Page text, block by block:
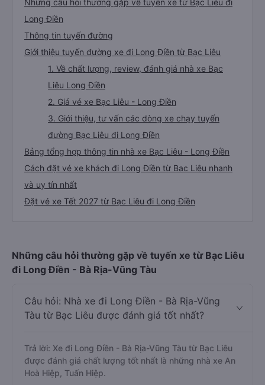
Những câu hỏi thường gặp về tuyến xe từ Bạc Liêu đi
Long Điền
Thông tin tuyến đường
Giới thiệu tuyến đường xe đi Long Điền từ Bạc Liêu
1. Về chất lượng, review, đánh giá nhà xe Bạc
Liêu Long Điền
2. Giá vé xe Bạc Liêu - Long Điền
3. Giới thiệu, tư vấn các dòng xe chạy tuyến
đường Bạc Liêu đi Long Điền
Bảng tổng hợp thông tin nhà xe Bạc Liêu - Long Điền
Cách đặt vé xe khách đi Long Điền từ Bạc Liêu nhanh
và uy tín nhất
Đặt vé xe Tết 2027 từ Bạc Liêu đi Long Điền
Những câu hỏi thường gặp về tuyến xe từ Bạc Liêu
đi Long Điền - Bà Rịa-Vũng Tàu
Câu hỏi: Nhà xe đi Long Điền - Bà Rịa-Vũng
Tàu từ Bạc Liêu được đánh giá tốt nhất?
Trả lời: Xe đi Long Điền - Bà Rịa-Vũng Tàu từ Bạc Liêu
được đánh giá chất lượng tốt nhất là những nhà xe An
Hoà Hiệp, Tuấn Hiệp.